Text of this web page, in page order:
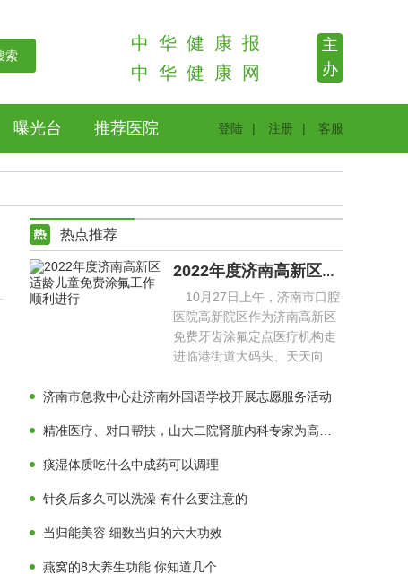
中 华 健 康 报
中 华 健 康 网
主
办
曝光台 推荐医院 登陆 | 注册 | 客服
热点推荐
2022年度济南高新区适龄儿童免费涂氟工作顺利进行
10月27日上午，济南市口腔
医院高新院区作为济南高新区
免费牙齿涂氟定点医疗机构走
进临港街道大码头、天天向
儿
济南市急救中心赴济南外国语学校开展志愿服务活动
痰湿体质吃什么中成药可以调理
针灸后多久可以洗澡 有什么要注意的
当归能美容 细数当归的六大功效
燕窝的8大养生功能 你知道几个